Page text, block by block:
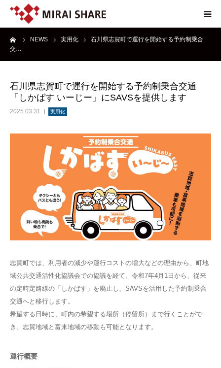
NEWS 実用化
石川県志賀町で運行を開始する予約制乗合
交…
石川県志賀町で運行を開始する予約制乗合交通
「しかばす いーじー」にSAVSを提供します
2025.03.31 実用化
志賀町では、利用者の減少や運行コストの増大などの理由から、町地
域公共交通活性化協議会での協議を経て、令和7年4月1日から、従来
の定時定路線の「しかばす」を廃止し、SAVSを活用した予約制乗合
交通へと移行します。
希望する日時に、町内の希望する場所（停留所）まで行くことがで
き、志賀地域と富来地域の移動も可能となります。
運行概要
NEWS
SERVICE
ABOUT